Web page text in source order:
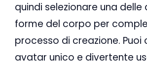
quindi selezionare una delle
forme del corpo per
processo di creazione. Puoi
avatar unico e divertente